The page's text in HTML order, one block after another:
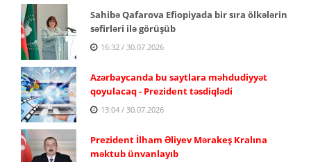
Sahibə Qafarova Efiopiyada bir sıra ölkələrin
səfirləri ilə görüşüb
16:32 / 30.07.2026
Azərbaycanda bu saytlara məhdudiyyət
qoyulacaq - Prezident təsdiqlədi
13:04 / 30.07.2026
Prezident İlham Əliyev Mərakeş Kralına
məktub ünvanlayıb